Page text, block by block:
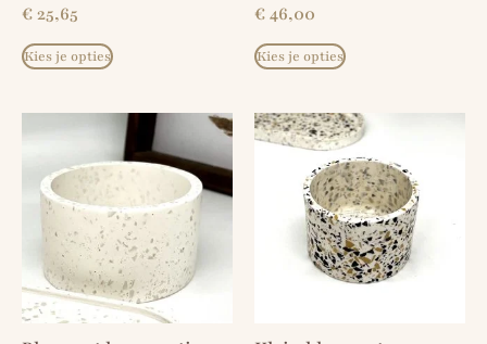
€25,65
Kies je opties
€46,00
Kies je opties